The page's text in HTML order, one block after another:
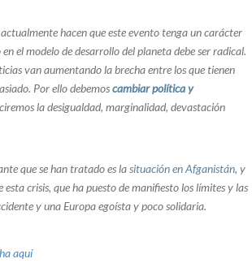
hacen que este evento tenga un carácter
el modelo de desarrollo del planeta debe ser radical.
van aumentando la brecha entre los que tienen
Por ello debemoscambiar política y
la desigualdad, marginalidad, devastación
que se han tratado es lasituación en Afganistán, y
esta crisis, que ha puesto de manifiesto los límites y las
y una Europa egoísta y poco solidaria.
aquí